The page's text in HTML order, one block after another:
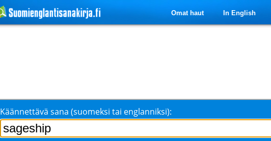
Omat haut In English
Käännettävä sana (suomeksi tai englanniksi):